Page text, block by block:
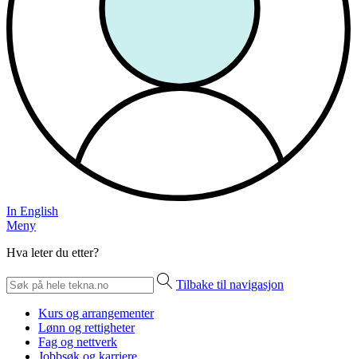
In English
Meny
Hva leter du etter?
Tilbake til navigasjon
Kurs og arrangementer
Lønn og rettigheter
Fag og nettverk
Jobbsøk og karriere